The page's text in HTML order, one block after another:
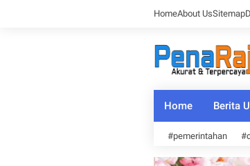
HomeAbout UsSitemap
Home Berita
#pemerintahan